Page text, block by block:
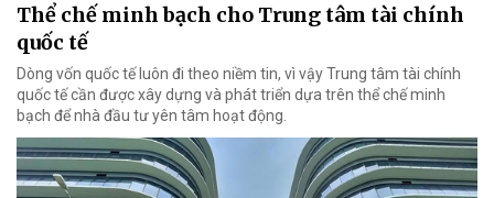
Thể chế minh bạch cho Trung tâm tài chính
quốc tế
Dòng vốn quốc tế luôn đi theo niềm tin, vì vậy Trung tâm tài chính
quốc tế cần được xây dựng và phát triển dựa trên thể chế minh
bạch để nhà đầu tư yên tâm hoạt động.